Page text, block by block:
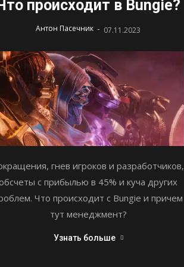
происходит в Bungie?
Антон Пасечник - 07.11.2023
гнев игроков и разработчиков,
с прибылью в 45% и куча других
Что происходит с Bungie и причем
тут менеджмент?
Узнать больше